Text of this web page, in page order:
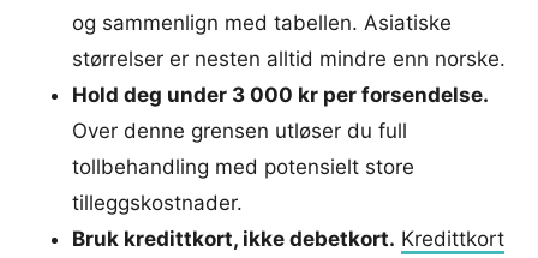
og sammenlign med tabellen. Asiatiske
størrelser er nesten alltid mindre enn norske.
Hold deg under 3 000 kr per forsendelse.
Over denne grensen utløser du full
tollbehandling med potensielt store
tilleggskostnader.
Bruk kredittkort, ikke debetkort. Kredittkort